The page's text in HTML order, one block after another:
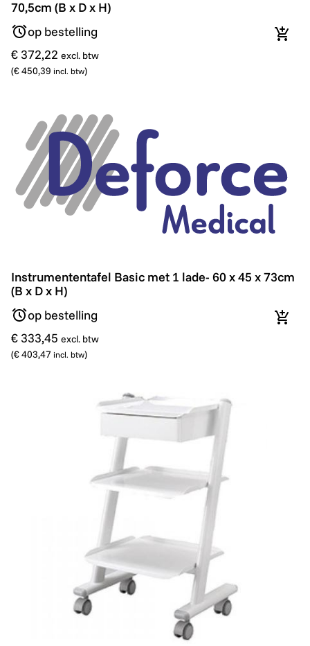
70,5cm (B x D x H)
op bestelling
€ 372,22 excl. btw
(€ 450,39 incl. btw)
In
Instrumententafel Basic met 1 lade- 60 x 45 x 73cm (B
Instrumententafel Basic met 1 lade- 60 x 45 x 73cm
(B x D x H)
op bestelling
€ 333,45 excl. btw
(€ 403,47 incl. btw)
In